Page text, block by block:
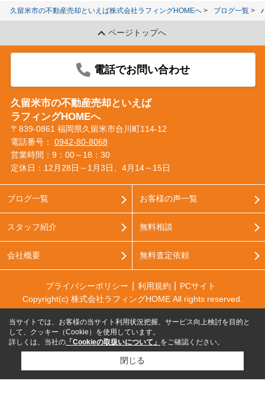
久留米市の不動産売却といえば株式会社ラフィングHOMEへ ブログ一覧
ページトップへ
電話でお問い合わせ
久留米市の不動産売却といえば
ラフィングHOMEへ
〒839-0861 福岡県久留米市合川町114-12
電話番号： 0942-80-8068
営業時間：9：00～18：30
定休日：12月28日～1月3日、4月14～15日
ブログ一覧
スタッフ紹介
会社概要
お客様の声一覧
無料相談
無料査定依頼
プライバシーポリシー 利用規約
PCサイト
Copyright(c) 株式会社ラフィングHOME All rights reserved.
当サイトでは、お客様の当サイト利用状況把握、サービス向上検討を目的と
して、クッキー（Cookie）を使用しています。
詳しくは、当社の 「Cookieの取扱いについて」 をご確認ください。
閉じる